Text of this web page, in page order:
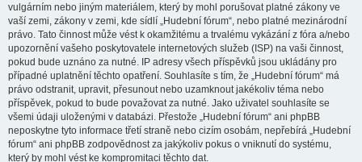
vulgárním nebo jiným materiálem, který by mohl porušovat platné zákony ve
vaší zemi, zákony v zemi, kde sídlí „Hudební fórum“, nebo platné mezinárodní
právo. Tato činnost může vést k okamžitému a trvalému vykázání z fóra a/nebo
upozornění vašeho poskytovatele internetových služeb (ISP) na vaši činnost,
pokud bude uznáno za nutné. IP adresy všech příspěvků jsou ukládány pro
případné uplatnění těchto opatření. Souhlasíte s tím, že „Hudební fórum“ má
právo odstranit, upravit, přesunout nebo uzamknout jakékoliv téma nebo
příspěvek, pokud to bude považovat za nutné. Jako uživatel souhlasíte se
všemi údaji uloženými v databázi. Přestože „Hudební fórum“ ani phpBB
neposkytne tyto informace třetí straně nebo cizím osobám, nepřebírá „Hudební
fórum“ ani phpBB zodpovědnost za jakýkoliv pokus o vniknutí do systému,
který by mohl vést ke kompromitaci těchto dat.